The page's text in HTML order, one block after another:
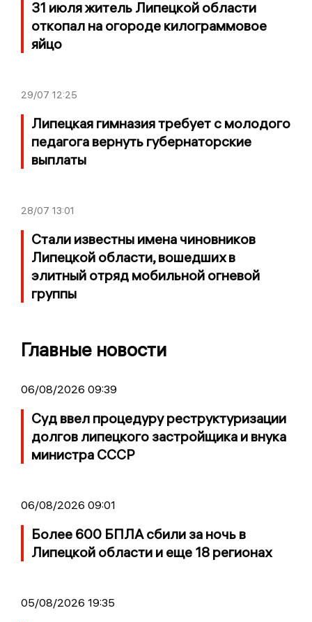
31 июля житель Липецкой области
откопал на огороде килограммовое
яйцо
29/07 12:25
Липецкая гимназия требует с молодого
педагога вернуть губернаторские
выплаты
28/07 13:01
Стали известны имена чиновников
Липецкой области, вошедших в
элитный отряд мобильной огневой
группы
Главные новости
06/08/2026 09:39
Суд ввел процедуру реструктуризации
долгов липецкого застройщика и внука
министра СССР
06/08/2026 09:01
Более 600 БПЛА сбили за ночь в
Липецкой области и еще 18 регионах
05/08/2026 19:35